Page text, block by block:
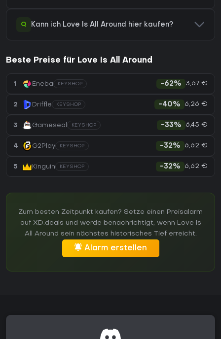
Q Kann ich Love Is All Around hier kaufen?
Beste Preise für Love Is All Around
1 Eneba KEYSHOP -62% 3,67 €
2 Driffle KEYSHOP -40% 6,26 €
3 Gameseal KEYSHOP -33% 6,45 €
4 G2Play KEYSHOP -32% 6,62 €
5 Kinguin KEYSHOP -32% 6,62 €
Zum besten Zeitpunkt kaufen? Setze einen Preisalarm
auf XD.deals und werde benachrichtigt, wenn Love Is
All Around sein nächstes historisches Tief erreicht.
Alarm erstellen